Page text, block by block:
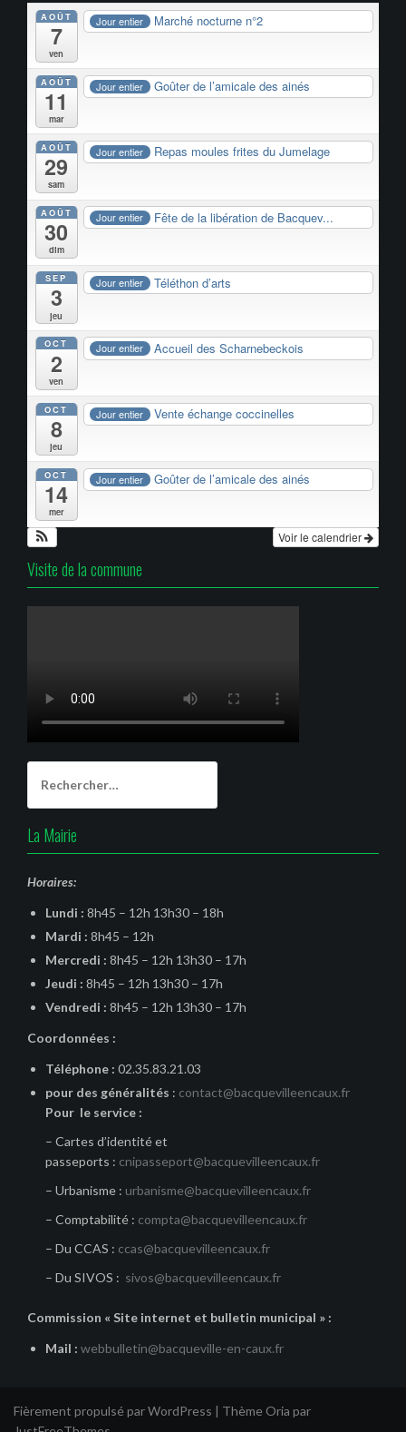
AOÛT
7
ven
Jour entier Marché nocturne n°2
AOÛT
11
mar
Jour entier Goûter de l’amicale des ainés
AOÛT
29
sam
Jour entier Repas moules frites du Jumelage
AOÛT
30
dim
Jour entier Fête de la libération de Bacquev...
SEP
3
jeu
Jour entier Téléthon d’arts
OCT
2
ven
Jour entier Accueil des Scharnebeckois
OCT
8
jeu
Jour entier Vente échange coccinelles
OCT
14
mer
Jour entier Goûter de l’amicale des ainés
Voir le calendrier
Visite de la commune
La Mairie
Horaires:
Lundi : 8h45 – 12h 13h30 – 18h
Mardi : 8h45 – 12h
Mercredi : 8h45 – 12h 13h30 – 17h
Jeudi : 8h45 – 12h 13h30 – 17h
Vendredi : 8h45 – 12h 13h30 – 17h
Coordonnées :
Téléphone : 02.35.83.21.03
pour des généralités : contact@bacquevilleencaux.fr
Pour le service :
– Cartes d’identité et
passeports : cnipasseport@bacquevilleencaux.fr
– Urbanisme : urbanisme@bacquevilleencaux.fr
– Comptabilité : compta@bacquevilleencaux.fr
– Du CCAS : ccas@bacquevilleencaux.fr
– Du SIVOS : sivos@bacquevilleencaux.fr
Commission « Site internet et bulletin municipal » :
Mail : webbulletin@bacqueville-en-caux.fr
Fièrement propulsé par WordPress | Thème Oria par